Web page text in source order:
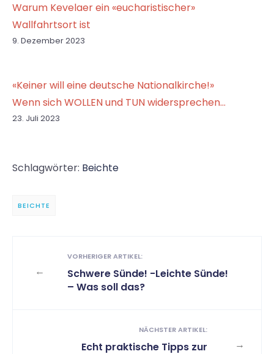
Warum Kevelaer ein «eucharistischer»
Wallfahrtsort ist
9. Dezember 2023
«Keiner will eine deutsche Nationalkirche!»
Wenn sich WOLLEN und TUN widersprechen…
23. Juli 2023
Schlagwörter: Beichte
BEICHTE
←
VORHERIGER ARTIKEL:
Schwere Sünde! -Leichte Sünde!
– Was soll das?
→
NÄCHSTER ARTIKEL:
Echt praktische Tipps zur